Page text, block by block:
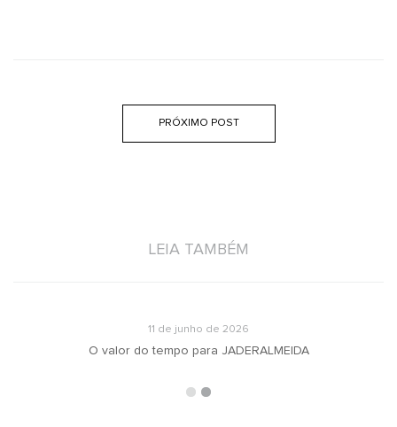
PRÓXIMO POST
LEIA TAMBÉM
11 de junho de 2026
O valor do tempo para JADERALMEIDA